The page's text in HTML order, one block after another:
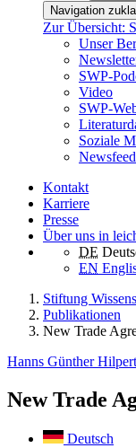
Navigation
Zur Übersicht:
Unser
SWP-
Video
SWP-
Soziale
Newsfeed
Kontakt
Karriere
Presse
Über uns in
DE
EN
Stiftung
Publikationen
New Trade
Hanns Günther Hilpert
New Trade
Deutsch